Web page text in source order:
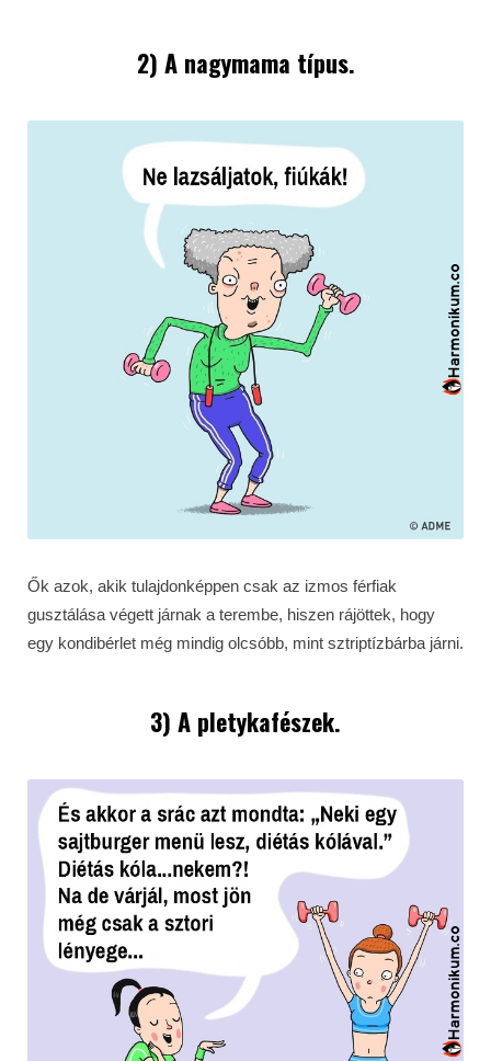
2) A nagymama típus.
Ők azok, akik tulajdonképpen csak az izmos férfiak
gusztálása végett járnak a terembe, hiszen rájöttek, hogy
egy kondibérlet még mindig olcsóbb, mint sztriptízbárba járni.
3) A pletykafészek.